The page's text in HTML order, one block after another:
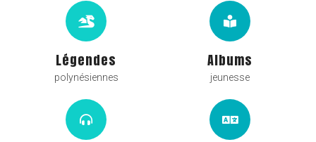
Légendes
polynésiennes
Albums
jeunesse